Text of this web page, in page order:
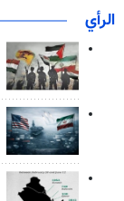
الرأي